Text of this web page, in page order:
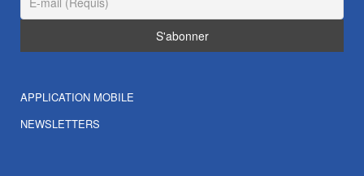
APPLICATION MOBILE
NEWSLETTERS